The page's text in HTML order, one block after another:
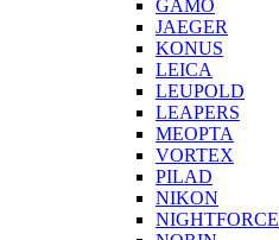
GAMO
JAEGER
KONUS
LEICA
LEUPOLD
LEAPERS
MEOPTA
VORTEX
PILAD
NIKON
NIGHTFORCE